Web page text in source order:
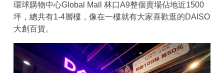
環球購物中心Global Mall 林口A9整個賣場佔地近1500
坪，總共有1-4層樓，像在一樓就有大家喜歡逛的DAISO
大創百貨。